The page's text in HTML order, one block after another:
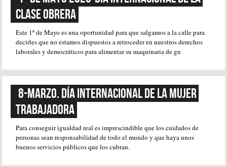
Clase Obrera
Este 1º de Mayo es una oportunidad para que salgamos a la calle para
decirles que no estamos dispuestos a retroceder en nuestros derechos
laborales y democráticos para alimentar su maquinaria de gu
8-MARZO. DÍA INTERNACIONAL DE LA MUJER
TRABAJADORA
Para conseguir igualdad real es imprescindible que los cuidados de
personas sean responsabilidad de todo el mundo y que haya unos
buenos servicios públicos que los cubran.